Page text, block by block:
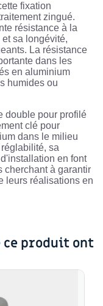
fixation
zingué.
résistance à la
sa longévité,
La résistance
dans les
en aluminium
humides ou
double pour profilé
clé pour
dans le milieu
sa
en font
cherchant à garantir
leurs réalisations en
ce produit ont